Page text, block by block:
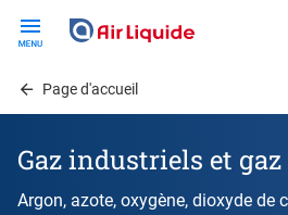
contentPage d'accueil
Gaz industriels et
Argon, azote, oxygène, dioxyde de